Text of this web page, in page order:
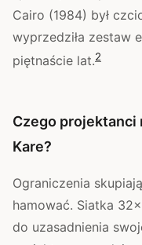
Cairo (1984) był
wyprzedziła zestaw
piętnaście lat.2
Czego projektanci
Kare?
Ograniczenia
hamować. Siatka
do uzasadnienia